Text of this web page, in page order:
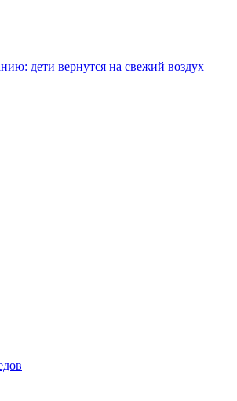
дети вернутся на свежий воздух